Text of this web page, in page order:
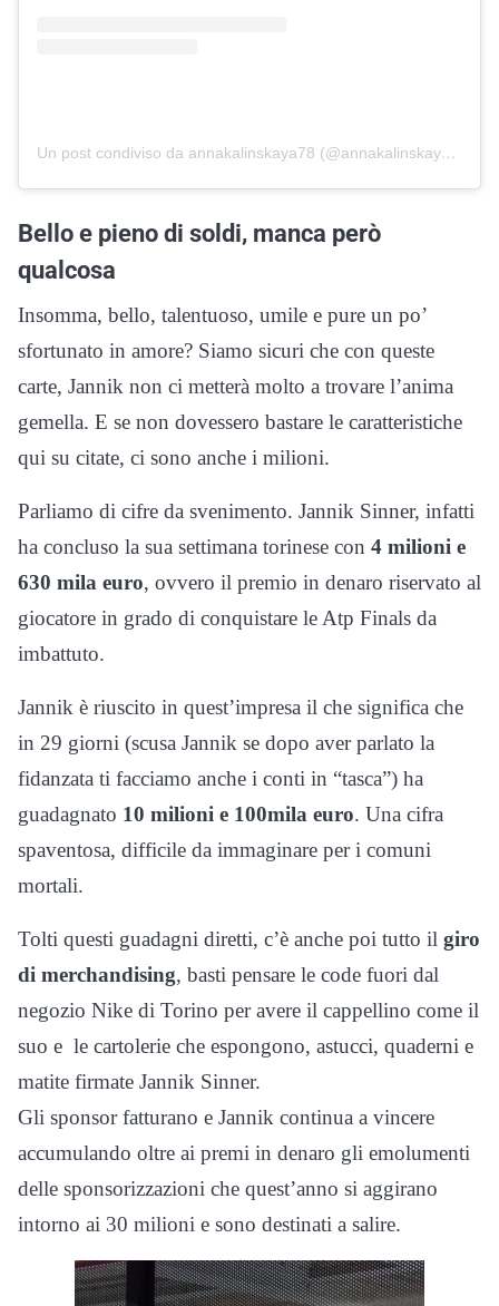
Un post condiviso da annakalinskaya78 (@annakalinskaya78)
Bello e pieno di soldi, manca però
qualcosa
Insomma, bello, talentuoso, umile e pure un po’
sfortunato in amore? Siamo sicuri che con queste
carte, Jannik non ci metterà molto a trovare l’anima
gemella. E se non dovessero bastare le caratteristiche
qui su citate, ci sono anche i milioni.
Parliamo di cifre da svenimento. Jannik Sinner, infatti
ha concluso la sua settimana torinese con 4 milioni e
630 mila euro, ovvero il premio in denaro riservato al
giocatore in grado di conquistare le Atp Finals da
imbattuto.
Jannik è riuscito in quest’impresa il che significa che
in 29 giorni (scusa Jannik se dopo aver parlato la
fidanzata ti facciamo anche i conti in “tasca”) ha
guadagnato 10 milioni e 100mila euro. Una cifra
spaventosa, difficile da immaginare per i comuni
mortali.
Tolti questi guadagni diretti, c’è anche poi tutto il giro
di merchandising, basti pensare le code fuori dal
negozio Nike di Torino per avere il cappellino come il
suo e le cartolerie che espongono, astucci, quaderni e
matite firmate Jannik Sinner.
Gli sponsor fatturano e Jannik continua a vincere
accumulando oltre ai premi in denaro gli emolumenti
delle sponsorizzazioni che quest’anno si aggirano
intorno ai 30 milioni e sono destinati a salire.